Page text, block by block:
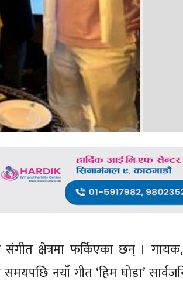
क्षेत्रमा फर्किएका छन् ।
नयाँ गीत ‘हिम घोडा’